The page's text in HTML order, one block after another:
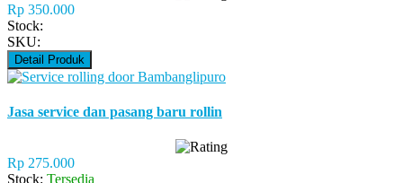
Rp 350.000
Stock:
SKU:
Detail Produk
Jasa service dan pasang baru rollin
Rp 275.000
Stock: Tersedia